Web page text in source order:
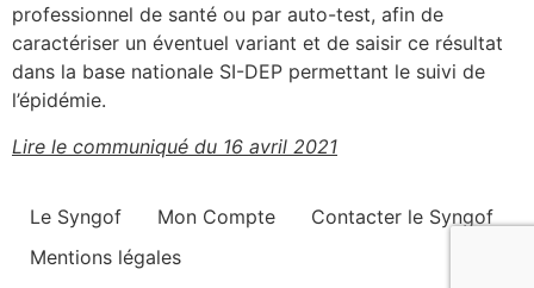
professionnel de santé ou par auto-test, afin de
caractériser un éventuel variant et de saisir ce résultat
dans la base nationale SI-DEP permettant le suivi de
l’épidémie.
Lire le communiqué du 16 avril 2021
Le Syngof Mon Compte
Contacter le Syngof
Mentions légales